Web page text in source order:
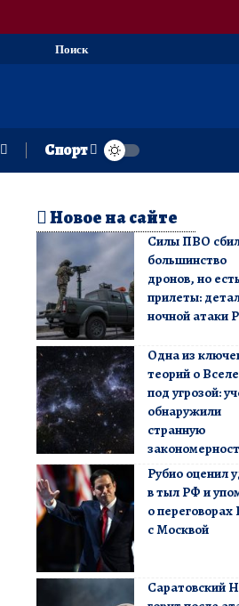
Поиск
Спорт
Новое на сайте
Силы ПВО
большинство
дронов, но есть
прилеты:
ночной атаки
Одна из
теорий о
под угрозой:
обнаружили
странную
Рубио оценил
в тыл РФ и
о переговорах
с Москвой
Саратовский